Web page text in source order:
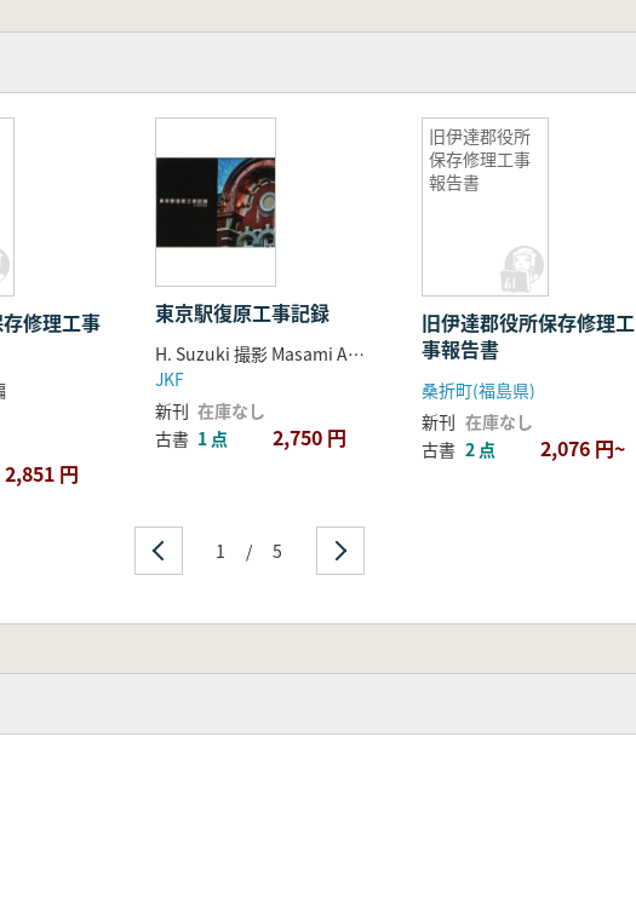
修理工事
2,851 円
東京駅復原工事記録
H. Suzuki 撮影 Masami Akiyama Michinori Aoyama 編
JKF
新刊 在庫なし
古書 1 点 2,750 円
旧伊達郡役所
保存修理工事
報告書
旧伊達郡役所保存修理工
事報告書
桑折町(福島県)
新刊 在庫なし
古書 2 点 2,076 円~
1 / 5